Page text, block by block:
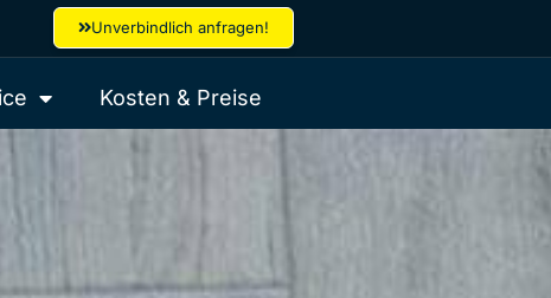
Unverbindlich anfragen!
Kosten & Preise